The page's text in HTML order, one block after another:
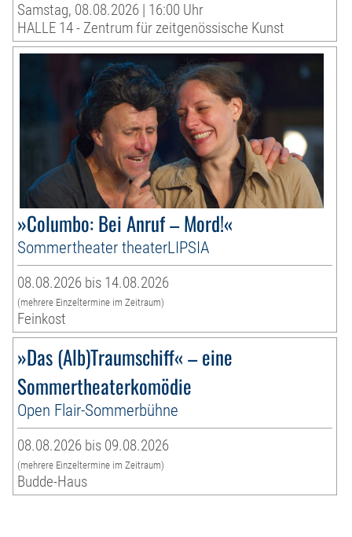
Samstag, 08.08.2026 | 16:00 Uhr
HALLE 14 - Zentrum für zeitgenössische Kunst
»Columbo: Bei Anruf – Mord!«
Sommertheater theaterLIPSIA
08.08.2026 bis 14.08.2026
(mehrere Einzeltermine im Zeitraum)
Feinkost
»Das (Alb)Traumschiff« – eine
Sommertheaterkomödie
Open Flair-Sommerbühne
08.08.2026 bis 09.08.2026
(mehrere Einzeltermine im Zeitraum)
Budde-Haus